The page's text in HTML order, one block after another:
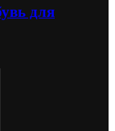
для